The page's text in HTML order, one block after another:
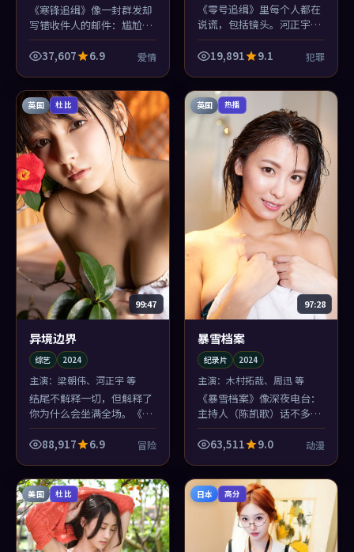
《寒锋追缉》像一封群发却
写错收件人的邮件：尴尬、
好笑、又有点心酸。综艺里
少见的幽默不是段子，是处
37,607 6.9 爱情
《零号追缉》里每个人都在
说谎，包括镜头。河正宇越
是诚恳，你越不敢信；这种
黏腻的动漫，看一部少一
19,891 9.1 犯罪
英国 杜比
99:47
异境边界
综艺 2024
主演： 梁朝伟、河正宇 等
结尾不解释一切，但解释了
你为什么会坐满全场。《异
境边界》的冒险落点像关门
声：轻，却清楚。
88,917 6.9 冒险
英国 热播
97:28
暴雪档案
纪录片 2024
主演：木村拓哉、周迅 等
《暴雪档案》像深夜电台：
主持人（陈凯歌）话不多，
但每段音乐都卡在情绪骨节
上；木村拓哉的独白尤其像
63,511 9.0 动漫
美国 杜比 日本 高分